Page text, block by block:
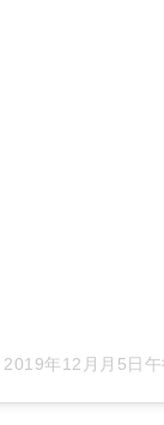
2019年12月月5日